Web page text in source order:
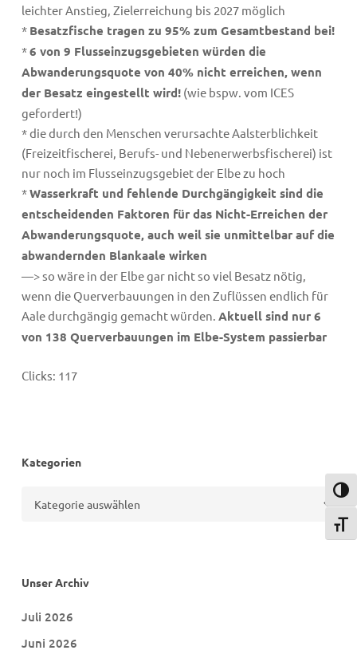
leichter Anstieg, Zielerreichung bis 2027 möglich
* Besatzfische tragen zu 95% zum Gesamtbestand bei!
*6 von 9 Flusseinzugsgebieten würden die
Abwanderungsquote von 40% nicht erreichen, wenn
der Besatz eingestellt wird!(wie bspw. vom ICES
gefordert!)
* die durch den Menschen verursachte Aalsterblichkeit
(Freizeitfischerei, Berufs- und Nebenerwerbsfischerei) ist
nur noch im Flusseinzugsgebiet der Elbe zu hoch
*Wasserkraft und fehlende Durchgängigkeit sind die
entscheidenden Faktoren für das Nicht-Erreichen der
Abwanderungsquote, auch weil sie unmittelbar auf die
abwandernden Blankaale wirken
—> so wäre in der Elbe gar nicht so viel Besatz nötig,
wenn die Querverbauungen in den Zuflüssen endlich für
Aale durchgängig gemacht würden. Aktuell sind nur 6
von 138 Querverbauungen im Elbe-System passierbar
Clicks: 117
Kategorien
Unser Archiv
Juli 2026
Juni 2026